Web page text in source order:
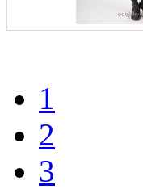
1
2
3